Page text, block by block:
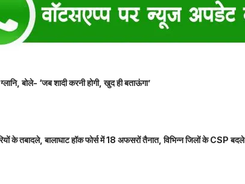
बोले- ‘जब शादी करनी होगी, खुद ही बताऊंगा’
के तबादले, बालाघाट हॉक फोर्स में 18 अफसरों तैनात, विभिन्न जिलों के CSP